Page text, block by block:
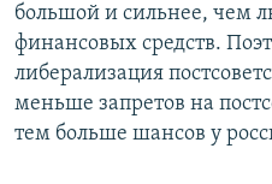
большой и сильнее, чем
финансовых средств.
либерализация
меньше запретов на
тем больше шансов у